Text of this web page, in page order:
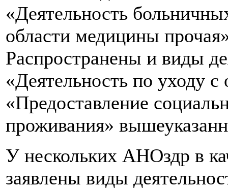
«Деятельность
области медицины
Распространены и виды
«Деятельность по уходу
«Предоставление
проживания»
У нескольких АНОздр в
заявлены виды